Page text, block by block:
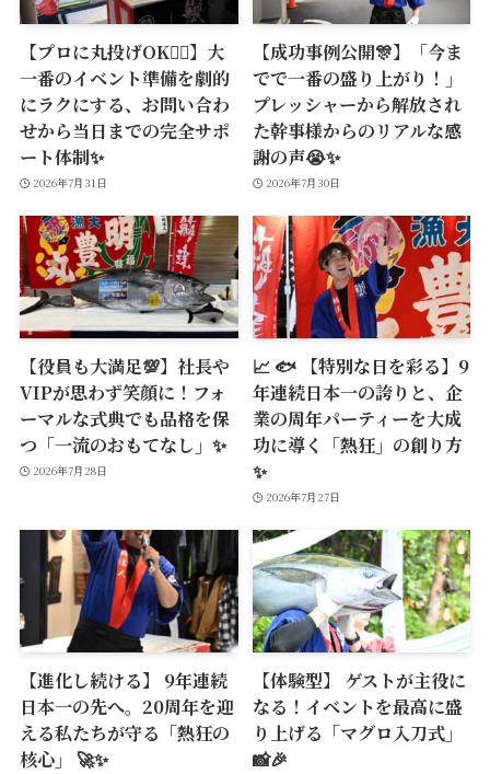
【プロに丸投げOK🙆‍♂️】大
一番のイベント準備を劇的
にラクにする、お問い合わ
せから当日までの完全サポ
ート体制✨
2026年7月31日
【成功事例公開🎊】「今ま
でで一番の盛り上がり！」
プレッシャーから解放され
た幹事様からのリアルな感
謝の声😭✨
2026年7月30日
【役員も大満足💯】社長や
VIPが思わず笑顔に！フォ
ーマルな式典でも品格を保
つ「一流のおもてなし」✨
2026年7月28日
📈 🐟 【特別な日を彩る】9
年連続日本一の誇りと、企
業の周年パーティーを大成
功に導く「熱狂」の創り方
✨
2026年7月27日
【進化し続ける】 9年連続
日本一の先へ。20周年を迎
える私たちが守る「熱狂の
核心」 🚀✨
【体験型】 ゲストが主役に
なる！イベントを最高に盛
り上げる「マグロ入刀式」
📸🎉